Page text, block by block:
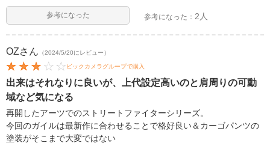
参考になった 参考になった： 2人
OZさん （2024/5/20にレビュー）
ビックカメラグループで購入
出来はそれなりに良いが、上代設定高いのと肩周りの可動
域など気になる
再開したアーツでのストリートファイターシリーズ。
今回のガイルは最新作に合わせることで格好良い＆カーゴパンツの
塗装がそこまで大変ではない